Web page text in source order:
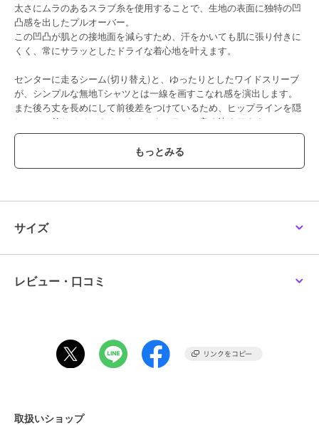
太さにムラのあるスラブ糸を使用することで、生地の表面に独特の凹
凸感を出したプルオーバー。
この凹凸が肌との接地面を減らすため、汗をかいても肌に張り付きに
くく、常にサラッとしたドライな着心地を叶えます。
センターに走るシーム(切り替え)と、ゆったりとしたワイドスリーブ
が、シンプルな無地Tシャツとは一線を画すこなれ感を演出します。
また後ろ丈を長めにして前後差をつけているため、ヒップラインを隠
しつつ、前だけインするスタイルもバランス良く決まります。
ブランド アバハウス マヴィ
ポリエステル96% ポリウレタン
4%
サイズ
レビュー・口コミ
取扱いショップ